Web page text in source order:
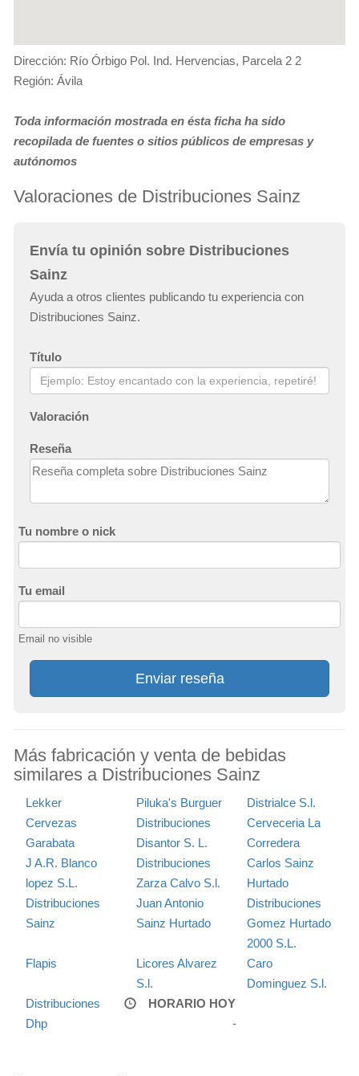
Dirección: Río Órbigo Pol. Ind. Hervencias, Parcela 2 2
Región: Ávila
Toda información mostrada en ésta ficha ha sido
recopilada de fuentes o sitios públicos de empresas y
autónomos
Valoraciones de Distribuciones Sainz
Envía tu opinión sobre Distribuciones
Sainz
Ayuda a otros clientes publicando tu experiencia con
Distribuciones Sainz.
Título
Valoración
Reseña
Tu nombre o nick
Tu email
Email no visible
Enviar reseña
Más fabricación y venta de bebidas
similares a Distribuciones Sainz
Lekker Piluka's Burguer
Distrialce S.l.
Cervezas
Garabata
Distribuciones
Disantor S. L.
Cerveceria La
Corredera
J A.R. Blanco
lopez S.L.
Distribuciones
Zarza Calvo S.l.
Carlos Sainz
Hurtado
Distribuciones
Sainz
Juan Antonio
Sainz Hurtado
Distribuciones
Gomez Hurtado
2000 S.L.
Flapis
Licores Alvarez
S.l.
Caro
Dominguez S.l.
Distribuciones
Dhp
HORARIO HOY
-